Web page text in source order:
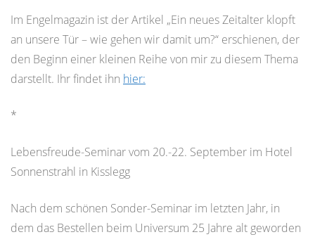
Im Engelmagazin ist der Artikel „Ein neues Zeitalter klopft
an unsere Tür – wie gehen wir damit um?“ erschienen, der
den Beginn einer kleinen Reihe von mir zu diesem Thema
darstellt. Ihr findet ihn hier:
*
Lebensfreude-Seminar vom 20.-22. September im Hotel
Sonnenstrahl in Kisslegg
Nach dem schönen Sonder-Seminar im letzten Jahr, in
dem das Bestellen beim Universum 25 Jahre alt geworden